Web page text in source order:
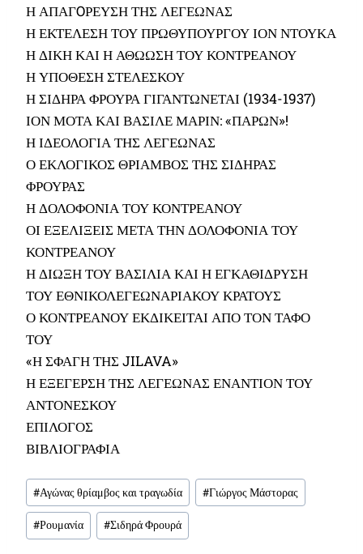
Η ΑΠΑΓOΡΕΥΣΗ ΤΗΣ ΛΕΓΕΩΝΑΣ
Η ΕΚΤΕΛΕΣΗ ΤΟΥ ΠΡΩΘΥΠΟΥΡΓΟΥ ΙΟΝ ΝΤΟΥΚΑ
Η ΔΙΚΗ ΚΑΙ Η ΑΘΩΩΣΗ ΤΟΥ ΚΟΝΤΡΕΑΝΟΥ
Η ΥΠΟΘΕΣΗ ΣΤΕΛΕΣΚΟΥ
Η ΣΙΔΗΡΑ ΦΡΟΥΡΑ ΓΙΓΑΝΤΩΝΕΤΑΙ (1934-1937)
ΙΟΝ ΜΟΤΑ ΚΑΙ ΒΑΣΙΛΕ ΜΑΡΙΝ: «ΠΑΡΩΝ»!
Η ΙΔΕΟΛΟΓΙΑ ΤΗΣ ΛΕΓΕΩΝΑΣ
Ο ΕΚΛΟΓΙΚΟΣ ΘΡΙΑΜΒΟΣ ΤΗΣ ΣΙΔΗΡΑΣ
ΦΡΟΥΡΑΣ
Η ΔΟΛΟΦΟΝΙΑ ΤΟΥ ΚΟΝΤΡΕΑΝΟΥ
ΟΙ ΕΞΕΛΙΞΕΙΣ ΜΕΤΑ ΤΗΝ ΔΟΛΟΦΟΝΙΑ ΤΟΥ
ΚΟΝΤΡΕΑΝΟΥ
Η ΔΙΩΞΗ ΤΟΥ ΒΑΣΙΛΙΑ ΚΑΙ Η ΕΓΚΑΘΙΔΡΥΣΗ
ΤΟΥ ΕΘΝΙΚΟΛΕΓΕΩΝΑΡΙΑΚΟΥ ΚΡΑΤΟΥΣ
Ο ΚΟΝΤΡΕΑΝΟΥ ΕΚΔΙΚΕΙΤΑΙ ΑΠΟ ΤΟΝ ΤΑΦΟ
ΤΟΥ
«Η ΣΦΑΓΗ ΤΗΣ JILAVA»
Η ΕΞΕΓΕΡΣΗ ΤΗΣ ΛΕΓΕΩΝΑΣ ΕΝΑΝΤΙΟΝ ΤΟΥ
ΑΝΤΟΝΕΣΚΟΥ
ΕΠΙΛΟΓΟΣ
ΒΙΒΛΙΟΓΡΑΦΙΑ
Post
Tags:
#Αγώνας θρίαμβος και τραγωδία #Γιώργος Μάστορας
#Ρουμανία #Σιδηρά Φρουρά